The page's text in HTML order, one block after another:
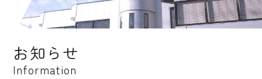
お知らせ
Information